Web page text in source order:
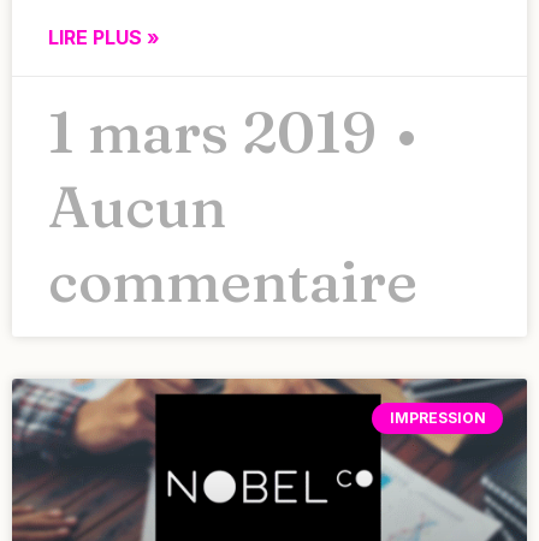
LIRE PLUS »
1 mars 2019
Aucun
commentaire
IMPRESSION